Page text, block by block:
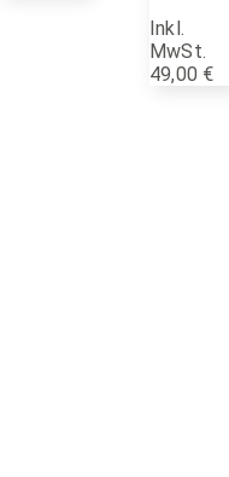
49,00 €
Inkl.
MwSt.